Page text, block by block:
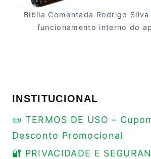
Bíblia Comentada Rodrigo
funcionamento interno do
INSTITUCIONAL
📜 TERMOS DE USO –
Desconto Promocional
🔐 PRIVACIDADE E